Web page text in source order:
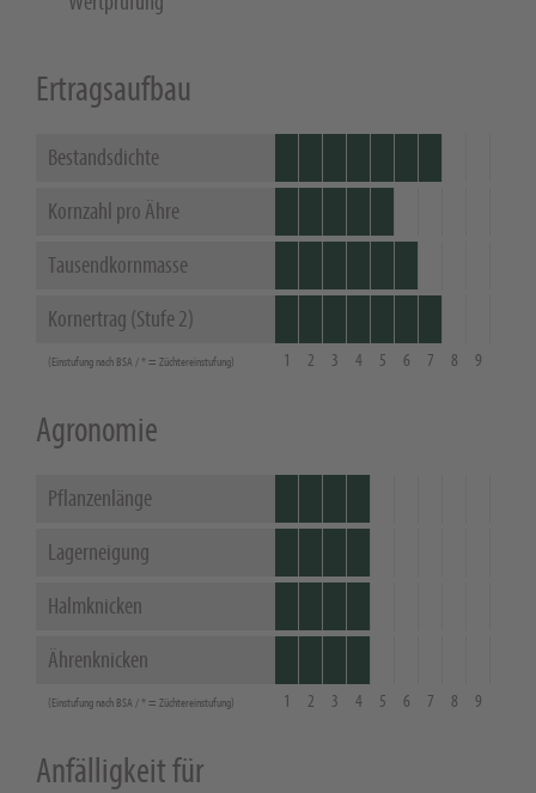
Ertragsaufbau
Bestandsdichte
Kornzahl pro Ähre
Tausendkornmasse
Kornertrag (Stufe 2)
(Einstufung nach BSA / * = Züchtereinstufung) 1 2 3 4 5 6 7 8 9
Agronomie
Pflanzenlänge
Lagerneigung
Halmknicken
Ährenknicken
(Einstufung nach BSA / * = Züchtereinstufung) 1 2 3 4 5 6 7 8 9
Anfälligkeit für